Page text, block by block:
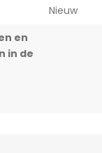
Nieuw
en
in de